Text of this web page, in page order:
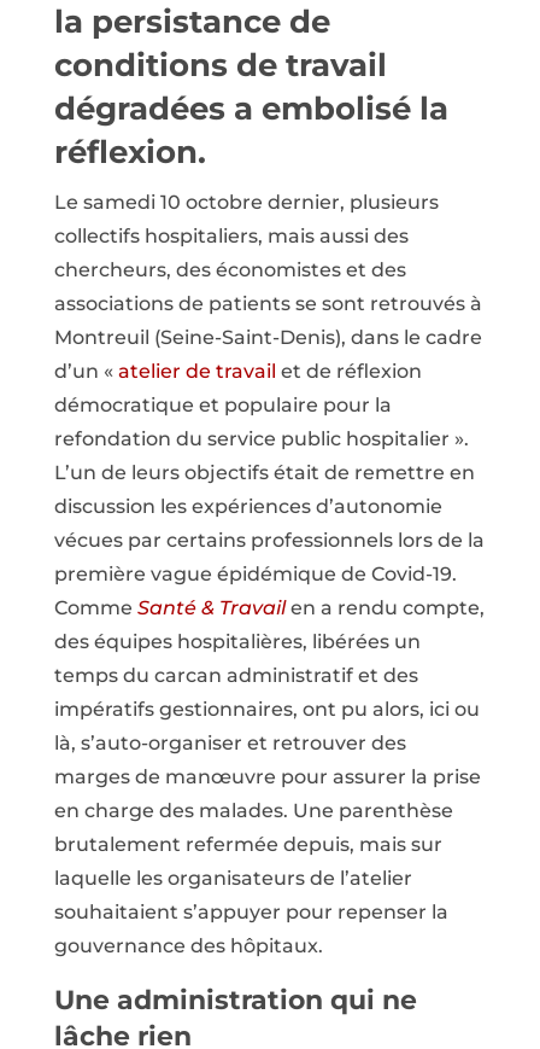
la persistance de
conditions de travail
dégradées a embolisé la
réflexion.
Le samedi 10 octobre dernier, plusieurs
collectifs hospitaliers, mais aussi des
chercheurs, des économistes et des
associations de patients se sont retrouvés à
Montreuil (Seine-Saint-Denis), dans le cadre
d’un « atelier de travail et de réflexion
démocratique et populaire pour la
refondation du service public hospitalier ».
L’un de leurs objectifs était de remettre en
discussion les expériences d’autonomie
vécues par certains professionnels lors de la
première vague épidémique de Covid-19.
Comme Santé & Travailen a rendu compte,
des équipes hospitalières, libérées un
temps du carcan administratif et des
impératifs gestionnaires, ont pu alors, ici ou
là, s’auto-organiser et retrouver des
marges de manœuvre pour assurer la prise
en charge des malades. Une parenthèse
brutalement refermée depuis, mais sur
laquelle les organisateurs de l’atelier
souhaitaient s’appuyer pour repenser la
gouvernance des hôpitaux.
Une administration qui ne
lâche rien